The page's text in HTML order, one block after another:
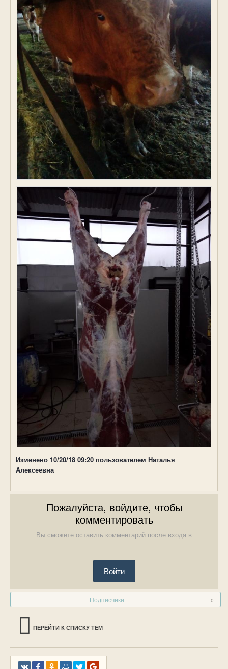
Изменено 10/20/18 09:20 пользователем Наталья
Алексеевна
Пожалуйста, войдите, чтобы
комментировать
Вы сможете оставить комментарий после входа в
Войти
Подписчики 0
ПЕРЕЙТИ К СПИСКУ ТЕМ